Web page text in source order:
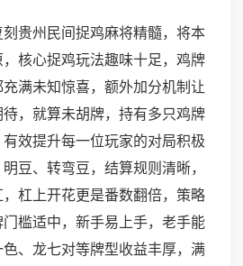
贵州民间捉鸡麻将精髓，将本
核心捉鸡玩法趣味十足，鸡牌
满未知惊喜，额外加分机制让
，就算未胡牌，持有多只鸡牌
效提升每一位玩家的对局积极
豆、转弯豆，结算规则清晰，
杠上开花更是番数翻倍，策略
槛适中，新手易上手，老手能
、龙七对等牌型收益丰厚，满